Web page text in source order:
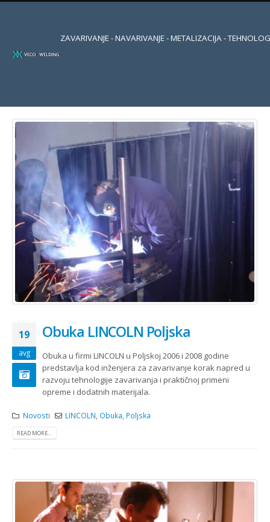
ZAVARIVANJE - NAVARIVANJE - METALIZACIJA -
19
avg
Obuka LINCOLN Poljska
Obuka u firmi LINCOLN u Poljskoj 2006 i 2008 godine
predstavlja kod inženjera za zavarivanje korak napred u
razvoju tehnologije zavarivanja i praktičnoj primeni
opreme i dodatnih materijala.
Novosti LINCOLN Obuka Poljska
READ MORE...